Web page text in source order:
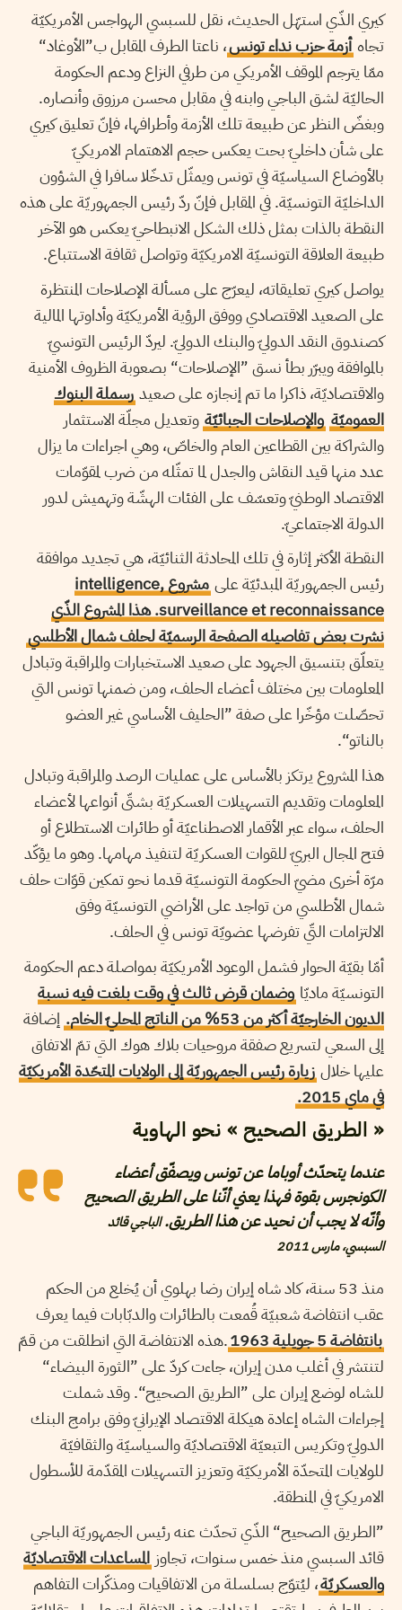
كيري الذّي استهّل الحديث، نقل للسبسي الهواجس الأمريكيّة
تجاه أزمة حزب نداء تونس، ناعتا الطرف المقابل ب”الأوغاد“
ممّا يترجم الموقف الأمريكي من طرفي النزاع ودعم الحكومة
الحاليّة لشق الباجي وابنه في مقابل محسن مرزوق وأنصاره.
وبغضّ النظر عن طبيعة تلك الأزمة وأطرافها، فإنّ تعليق كيري
على شأن داخليّ بحت يعكس حجم الاهتمام الامريكيّ
بالأوضاع السياسيّة في تونس ويمثّل تدخّلا سافرا في الشؤون
الداخليّة التونسيّة. في المقابل فإنّ ردّ رئيس الجمهوريّة على هذه
النقطة بالذات بمثل ذلك الشكل الانبطاحيّ يعكس هو الآخر
طبيعة العلاقة التونسيّة الامريكيّة وتواصل ثقافة الاستتباع.
يواصل كيري تعليقاته، ليعرّج على مسألة الإصلاحات المنتظرة
على الصعيد الاقتصادي ووفق الرؤية الأمريكيّة وأداوتها المالية
كصندوق النقد الدوليّ والبنك الدوليّ. ليردّ الرئيس التونسيّ
بالموافقة ويبرّر بطأ نسق ”الإصلاحات“ بصعوبة الظروف الأمنية
والاقتصاديّة، ذاكرا ما تم إنجازه على صعيد رسملة البنوك
العموميّة والإصلاحات الجبائيّة وتعديل مجلّة الاستثمار
والشراكة بين القطاعين العام والخاصّ، وهي اجراءات ما يزال
عدد منها قيد النقاش والجدل لما تمثّله من ضرب لمقوّمات
الاقتصاد الوطنيّ وتعسّف على الفئات الهشّة وتهميش لدور
الدولة الاجتماعيّ.
النقطة الأكثر إثارة في تلك المحادثة الثنائيّة، هي تجديد موافقة
رئيس الجمهوريّة المبدئيّة على
مشروع intelligence,
surveillance et reconnaissance. هذا المشروع الذّي
نشرت بعض تفاصيله الصفحة الرسميّة لحلف شمال الأطلسي
يتعلّق بتنسيق الجهود على صعيد الاستخبارات والمراقبة وتبادل
المعلومات بين مختلف أعضاء الحلف، ومن ضمنها تونس التي
تحصّلت مؤخّرا على صفة ”الحليف الأساسي غير العضو
بالناتو“.
هذا المشروع يرتكز بالأساس على عمليات الرصد والمراقبة وتبادل
المعلومات وتقديم التسهيلات العسكريّة بشتّى أنواعها لأعضاء
الحلف، سواء عبر الأقمار الاصطناعيّة أو طائرات الاستطلاع أو
فتح المجال البريّ للقوات العسكريّة لتنفيذ مهامها. وهو ما يؤكّد
مرّة أخرى مضيّ الحكومة التونسيّة قدما نحو تمكين قوّات حلف
شمال الأطلسي من تواجد على الأراضي التونسيّة وفق
الالتزامات التّي تفرضها عضويّة تونس في الحلف.
أمّا بقيّة الحوار فشمل الوعود الأمريكيّة بمواصلة دعم الحكومة
التونسيّة ماديّا وضمان قرض ثالث في وقت بلغت فيه نسبة
الديون الخارجيّة أكثر من 53% من الناتج المحليّ الخام.
إضافة
إلى السعي لتسريع صفقة مروحيات بلاك هوك التي تمّ الاتفاق
عليها خلال زيارة رئيس الجمهوريّة إلى الولايات المتحّدة الأمريكيّة
في ماي 2015.
« الطريق الصحيح » نحو الهاوية
عندما يتحدّث أوباما عن تونس ويصفّق أعضاء
الكونجرس بقوة فهذا يعني أنّنا على الطريق الصحيح
وأنّه لا يجب أن نحيد عن هذا الطريق.الباجي قائد
السبسي، مارس 2011
منذ 53 سنة، كاد شاه إيران رضا بهلوي أن يُخلع من الحكم
عقب انتفاضة شعبيّة قُمعت بالطائرات والدبّابات فيما يعرف
بانتفاضة 5 جويلية 1963
.هذه الانتفاضة التي انطلقت من قمّ
لتنتشر في أغلب مدن إيران، جاءت كردّ على ”الثورة البيضاء“
للشاه لوضع إيران على ”الطريق الصحيح“. وقد شملت
إجراءات الشاه إعادة هيكلة الاقتصاد الإيرانيّ وفق برامج البنك
الدوليّ وتكريس التبعيّة الاقتصاديّة والسياسيّة والثقافيّة
للولايات المتحدّة الأمريكيّة وتعزيز التسهيلات المقدّمة للأسطول
الامريكيّ في المنطقة.
”الطريق الصحيح“ الذّي تحدّث عنه رئيس الجمهوريّة الباجي
قائد السبسي منذ خمس سنوات، تجاوز المساعدات الاقتصاديّة
والعسكريّة، ليُتوّج بسلسلة من الاتفاقيات ومذكّرات التفاهم